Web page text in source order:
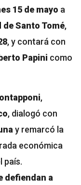
15 de mayo a
Santo Tomé,
, y contará con
Papini como
,
, dialogó con
y remarcó la
económica
país.
defiendan a